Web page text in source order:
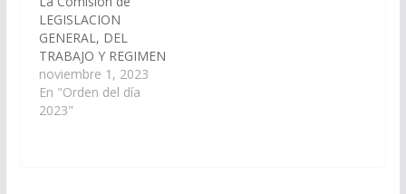
de la Provincia –
Ejercicio 2.023, la
Ampliación de Ruta N°
7 tramo Badén de
Lizoite-Lizoite-Pata
Huasi,…
LEGISLACION
GENERAL, DEL
TRABAJO Y REGIMEN
PREVISIONAL, ha
considerado el
Proyecto de Ley en
noviembre 1, 2023
En "Orden del día
2023"